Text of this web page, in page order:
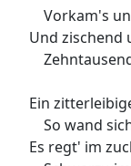
Vorkam's
Und zischend
Ein
So wand
Es regt' im